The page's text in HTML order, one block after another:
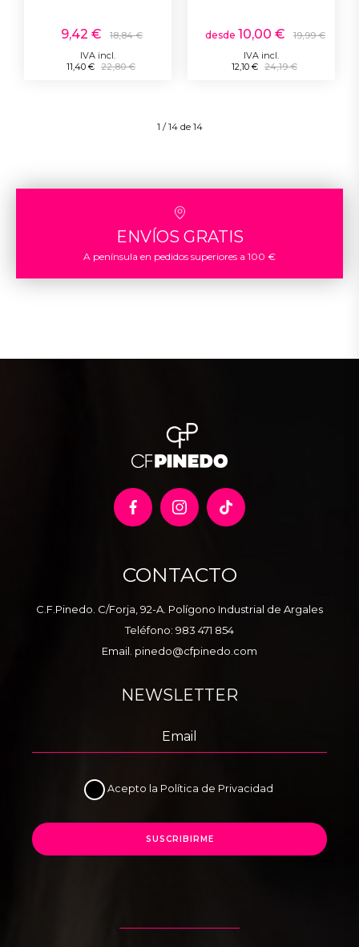
9,42 €
18,84 €
IVA incl.
11,40 € 22,80 €
desde 10,00 €
19,99 €
IVA incl.
12,10 € 24,19 €
1 / 14 de 14
ENVÍOS GRATIS
A península en pedidos superiores a 100 €
CONTACTO
C.F.Pinedo. C/Forja, 92-A. Polígono Industrial de Argales
Teléfono: 983 471 854
Email. pinedo@cfpinedo.com
NEWSLETTER
Acepto la Política de Privacidad
SUSCRIBIRME